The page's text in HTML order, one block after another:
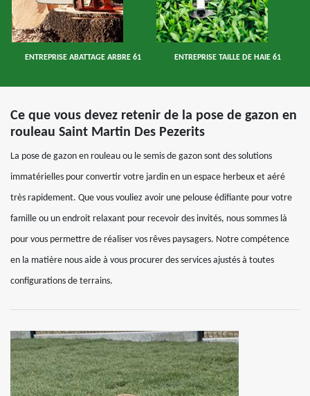
ENTREPRISE ABATTAGE ARBRE 61 ENTREPRISE TAILLE DE HAIE 61
Ce que vous devez retenir de la pose de gazon en
rouleau Saint Martin Des Pezerits
La pose de gazon en rouleau ou le semis de gazon sont des solutions
immatérielles pour convertir votre jardin en un espace herbeux et aéré
très rapidement. Que vous vouliez avoir une pelouse édifiante pour votre
famille ou un endroit relaxant pour recevoir des invités, nous sommes là
pour vous permettre de réaliser vos rêves paysagers. Notre compétence
en la matière nous aide à vous procurer des services ajustés à toutes
configurations de terrains.